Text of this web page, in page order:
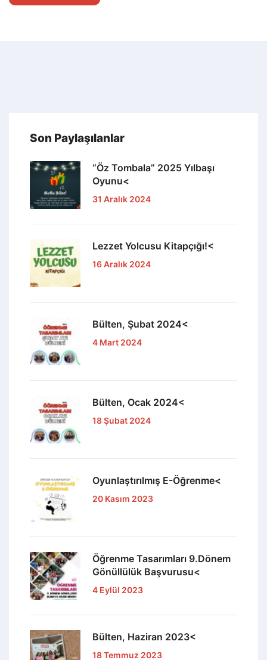
Son Paylaşılanlar
“Öz Tombala” 2025 Yılbaşı
Oyunu<
31 Aralık 2024
Lezzet Yolcusu Kitapçığı!<
16 Aralık 2024
Bülten, Şubat 2024<
4 Mart 2024
Bülten, Ocak 2024<
18 Şubat 2024
Oyunlaştırılmış E-Öğrenme<
20 Kasım 2023
Öğrenme Tasarımları 9.Dönem
Gönüllülük Başvurusu<
4 Eylül 2023
Bülten, Haziran 2023<
18 Temmuz 2023